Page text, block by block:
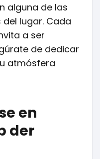
alguna de las
lugar. Cada
a ser
de dedicar
atmósfera
en
der